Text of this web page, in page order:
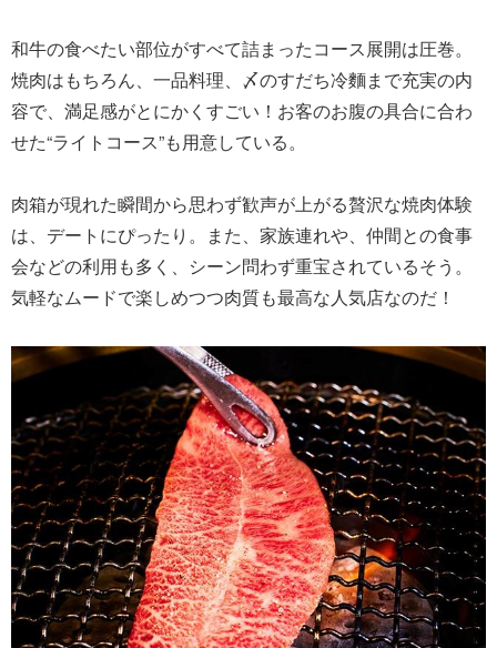
和牛の食べたい部位がすべて詰まったコース展開は圧巻。
焼肉はもちろん、一品料理、〆のすだち冷麵まで充実の内
容で、満足感がとにかくすごい！お客のお腹の具合に合わ
せた“ライトコース”も用意している。
肉箱が現れた瞬間から思わず歓声が上がる贅沢な焼肉体験
は、デートにぴったり。また、家族連れや、仲間との食事
会などの利用も多く、シーン問わず重宝されているそう。
気軽なムードで楽しめつつ肉質も最高な人気店なのだ！